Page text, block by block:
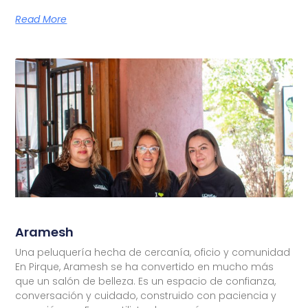
Read More
Aramesh
Una peluquería hecha de cercanía, oficio y comunidad
En Pirque, Aramesh se ha convertido en mucho más
que un salón de belleza. Es un espacio de confianza,
conversación y cuidado, construido con paciencia y